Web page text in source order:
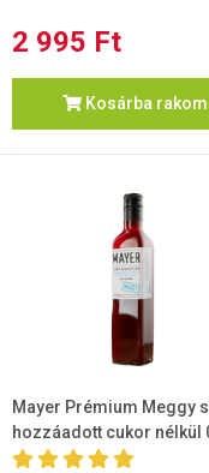
2 995 Ft
Kosárba rakom
Mayer Prémium Meggy
hozzáadott cukor nélkül